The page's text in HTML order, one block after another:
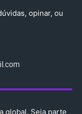
opinar, ou
global. Seja parte